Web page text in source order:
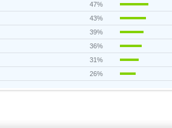
47%
43%
39%
36%
31%
26%